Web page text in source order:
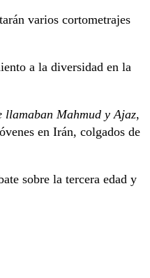
varios cortometrajes
a la diversidad en la
llamaban Mahmud y Ajaz,
en Irán, colgados de
sobre la tercera edad y